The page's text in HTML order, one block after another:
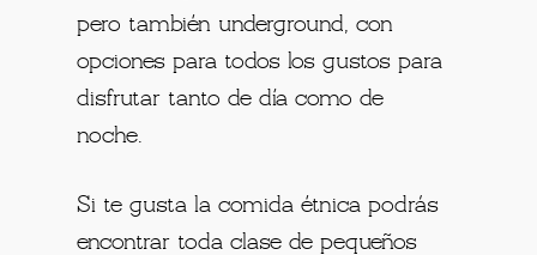
pero también underground, con
opciones para todos los gustos para
disfrutar tanto de día como de
noche.
Si te gusta la comida étnica podrás
encontrar toda clase de pequeños